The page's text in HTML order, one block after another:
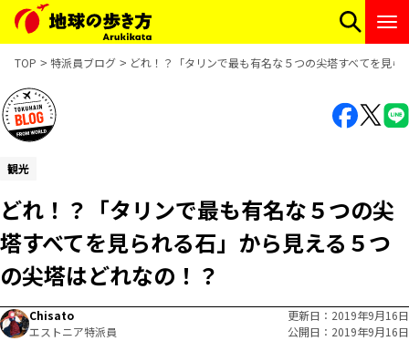
TOP 特派員ブログ どれ！？「タリンで最も有名な５つの尖塔すべてを見
観光
どれ！？「タリンで最も有名な５つの尖
塔すべてを見られる石」から見える５つ
の尖塔はどれなの！？
Chisato
エストニア特派員
更新日
2019年9月16日
公開日
2019年9月16日